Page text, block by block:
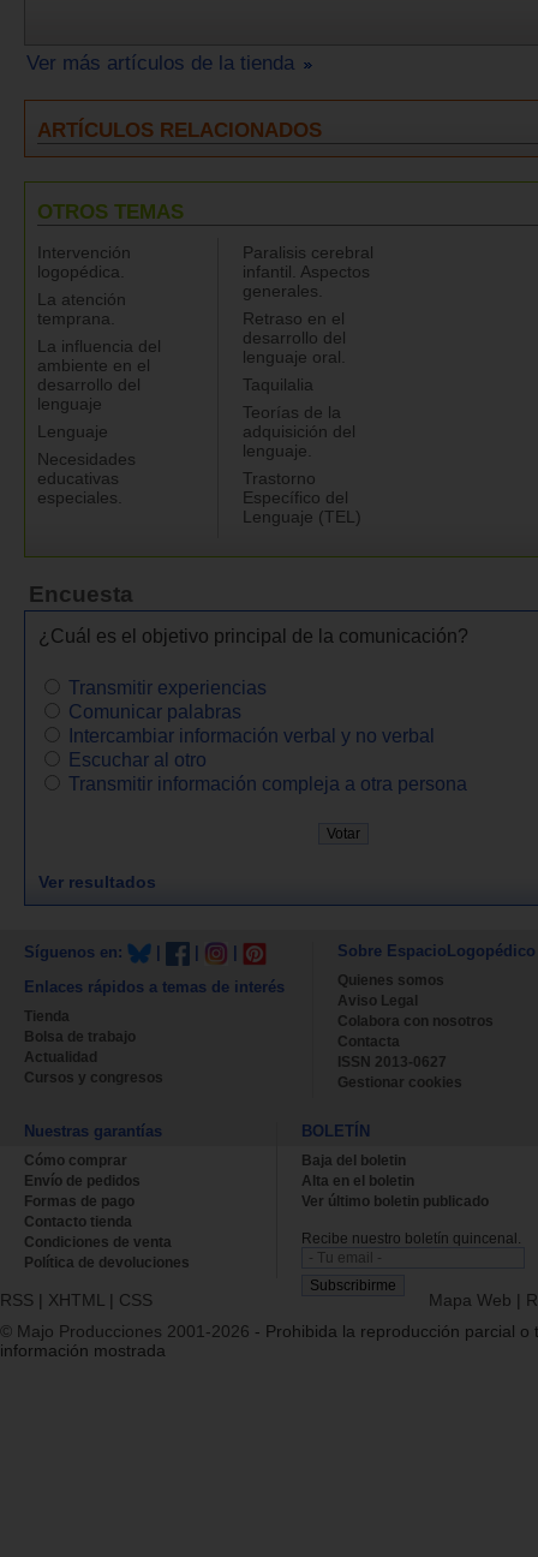
Ver más artículos de la tienda
ARTÍCULOS RELACIONADOS
OTROS TEMAS
Intervención
logopédica.
La atención
temprana.
La influencia del
ambiente en el
desarrollo del
lenguaje
Lenguaje
Necesidades
educativas
especiales.
Paralisis cerebral
infantil. Aspectos
generales.
Retraso en el
desarrollo del
lenguaje oral.
Taquilalia
Teorías de la
adquisición del
lenguaje.
Trastorno
Específico del
Lenguaje (TEL)
Encuesta
¿Cuál es el objetivo principal de la comunicación?
Transmitir experiencias
Comunicar palabras
Intercambiar información verbal y no verbal
Escuchar al otro
Transmitir información compleja a otra persona
Ver resultados
Síguenos en:
Enlaces rápidos a temas de interés
Tienda
Bolsa de trabajo
Actualidad
Cursos y congresos
Sobre EspacioLogopédico
Quienes somos
Aviso Legal
Colabora con nosotros
Contacta
ISSN 2013-0627
Gestionar cookies
Nuestras garantías
Cómo comprar
Envío de pedidos
Formas de pago
Contacto tienda
Condiciones de venta
Política de devoluciones
BOLETÍN
Baja del boletin
Alta en el boletin
Ver último boletin publicado
Recibe nuestro boletín quincenal.
RSS | XHTML | CSS Mapa Web |
© Majo Producciones 2001-2026 - Prohibida la reproducción parcial o
información mostrada